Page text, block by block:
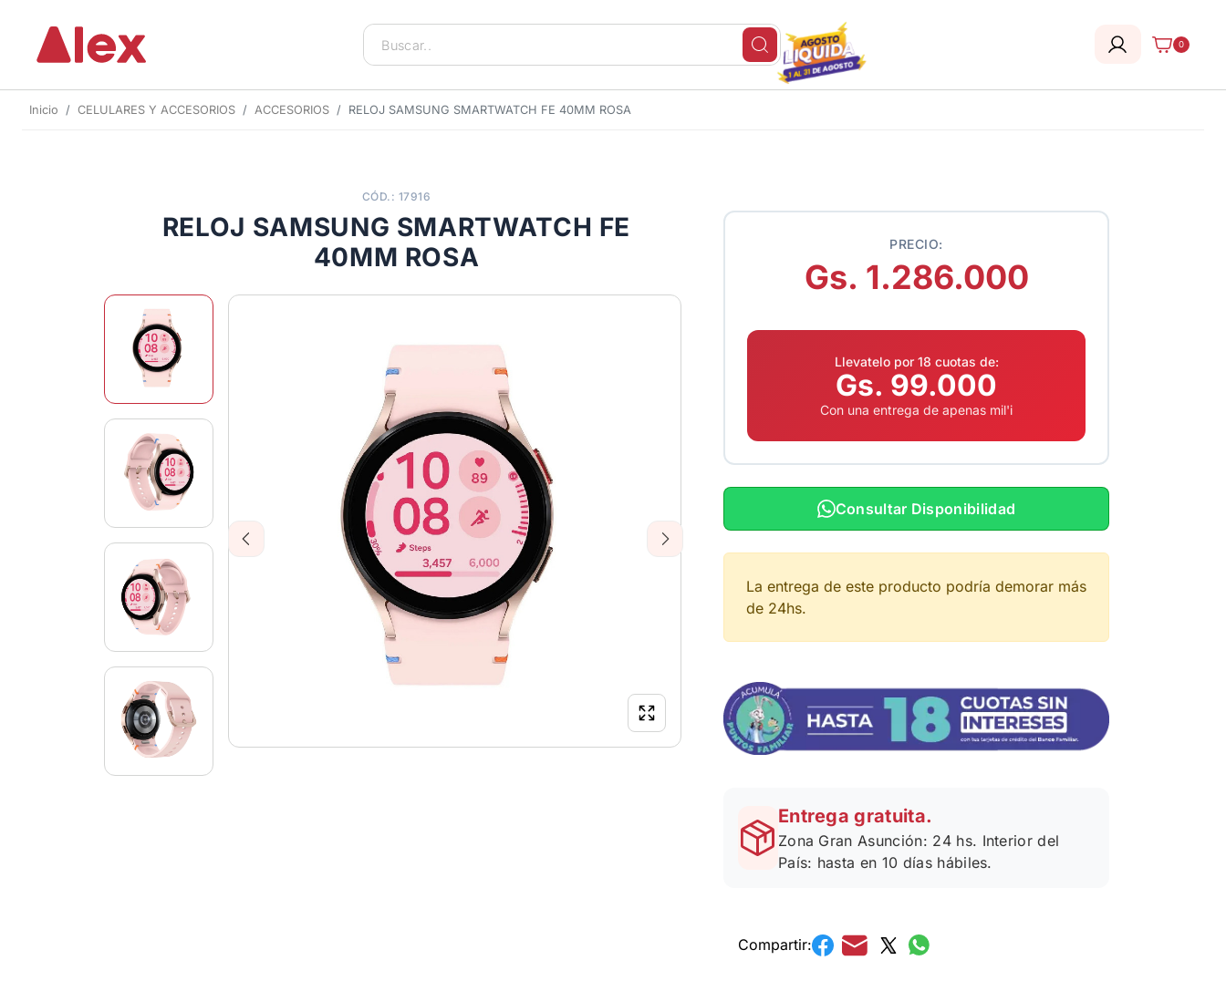
0
Inicio CELULARES Y ACCESORIOS ACCESORIOS RELOJ SAMSUNG SMARTWATCH FE 40MM ROSA
CÓD.: 17916
RELOJ SAMSUNG SMARTWATCH FE
40MM ROSA
Previous Next
PRECIO:
Gs. 1.286.000
Llevatelo por 18 cuotas de:
Gs. 99.000
Con una entrega de apenas mil'i
Consultar Disponibilidad
La entrega de este producto podría demorar más
de 24hs.
Entrega gratuita.
Zona Gran Asunción: 24 hs. Interior del
País: hasta en 10 días hábiles.
Compartir: